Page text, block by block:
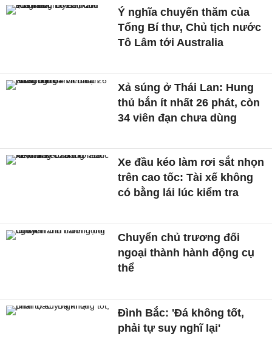
Ý nghĩa chuyến thăm của
Tổng Bí thư, Chủ tịch nước
Tô Lâm tới Australia
Xả súng ở Thái Lan: Hung
thủ bắn ít nhất 26 phát, còn
34 viên đạn chưa dùng
Xe đầu kéo làm rơi sắt nhọn
trên cao tốc: Tài xế không
có bằng lái lúc kiểm tra
Chuyển chủ trương đối
ngoại thành hành động cụ
thể
Đình Bắc: 'Đá không tốt,
phải tự suy nghĩ lại'